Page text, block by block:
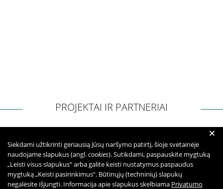
PROJEKTAI IR PARTNERIAI
+
Siekdami užtikrinti geriausią Jūsų naršymo patirtį, šioje svetainėje
naudojame slapukus (angl.cookies). Sutikdami, paspauskite mygtuką
„Leisti visus slapukus“ arba galite keisti nustatymus paspaudus
mygtuką „Keisti pasirinkimus“. Būtinųjų (techninių) slapukų
negalėsite išjungti. Informacija apie slapukus skelbiama Privatumo